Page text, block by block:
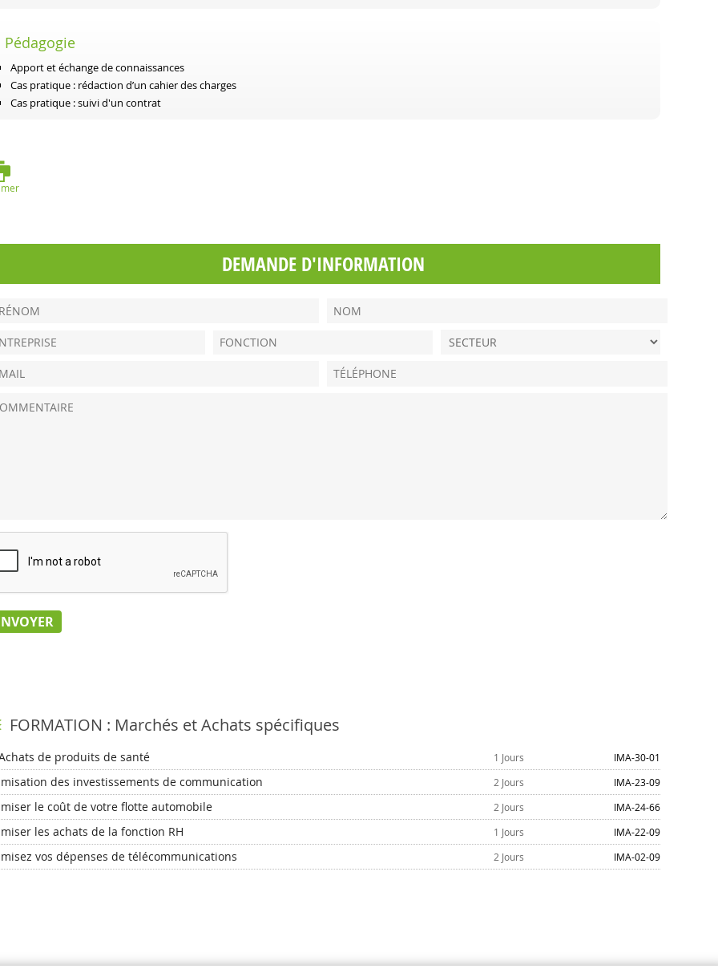
Pédagogie
Apport et échange de connaissances
Cas pratique : rédaction d’un cahier des charges
Cas pratique : suivi d'un contrat
DEMANDE D'INFORMATION
FORMATION : Marchés et Achats spécifiques
de produits de santé 1 Jours IMA-30-01
des investissements de communication 2 Jours IMA-23-09
le coût de votre flotte automobile 2 Jours IMA-24-66
les achats de la fonction RH 1 Jours IMA-22-09
vos dépenses de télécommunications 2 Jours IMA-02-09